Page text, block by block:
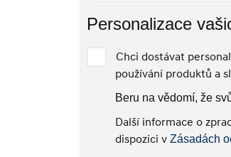
Personalizace
Chci dostávat
používání produktů a
Beru na vědomí, že
Další informace o
dispozici v Zásadách